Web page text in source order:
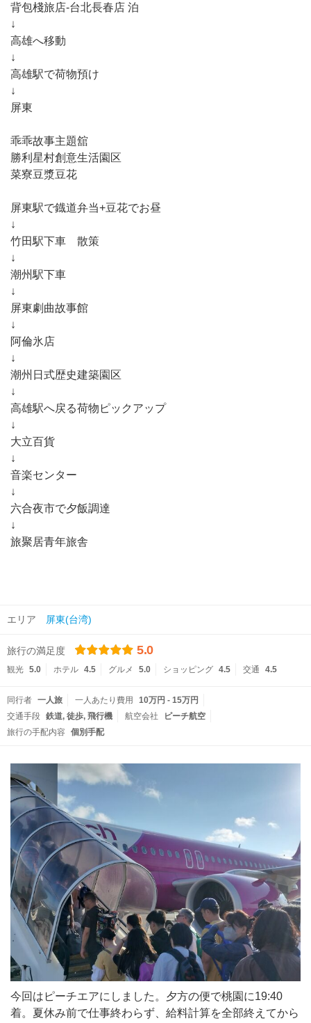
背包棧旅店-台北長春店 泊
↓
高雄へ移動
↓
高雄駅で荷物預け
↓
屏東
乖乖故事主題舘
勝利星村創意生活園区
菜寮豆漿豆花
屏東駅で鐡道弁当+豆花でお昼
↓
竹田駅下車 散策
↓
潮州駅下車
↓
屏東劇曲故事館
↓
阿倫氷店
↓
潮州日式歴史建築園区
↓
高雄駅へ戻る荷物ピックアップ
↓
大立百貨
↓
音楽センター
↓
六合夜市で夕飯調達
↓
旅聚居青年旅舎
エリア 屏東(台湾)
旅行の満足度 5.0
観光 5.0 ホテル 4.5 グルメ 5.0 ショッピング 4.5 交通 4.5
同行者 一人旅 一人あたり費用
10万円 - 15万円
交通手段 鉄道 徒歩 飛行機 航空会社
ピーチ航空
旅行の手配内容
個別手配
今回はピーチエアにしました。夕方の便で桃園に19:40
着。夏休み前で仕事終わらず、給料計算を全部終えてから